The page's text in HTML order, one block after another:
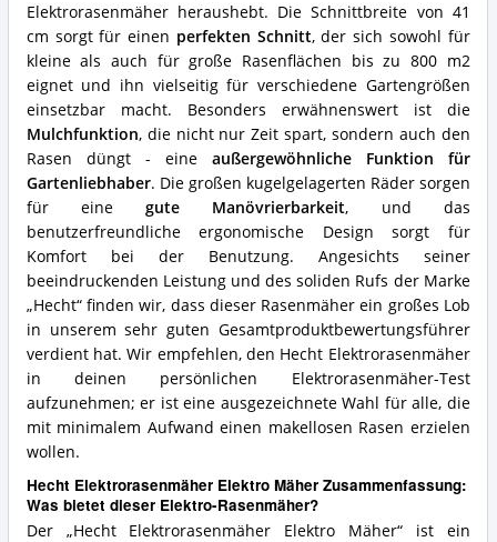
Elektrorasenmäher heraushebt. Die Schnittbreite von 41
cm sorgt für einen perfekten Schnitt, der sich sowohl für
kleine als auch für große Rasenflächen bis zu 800 m2
eignet und ihn vielseitig für verschiedene Gartengrößen
einsetzbar macht. Besonders erwähnenswert ist die
Mulchfunktion, die nicht nur Zeit spart, sondern auch den
Rasen düngt - eine außergewöhnliche Funktion für
Gartenliebhaber. Die großen kugelgelagerten Räder sorgen
für einegute Manövrierbarkeit, und das
benutzerfreundliche ergonomische Design sorgt für
Komfort bei der Benutzung. Angesichts seiner
beeindruckenden Leistung und des soliden Rufs der Marke
„Hecht“ finden wir, dass dieser Rasenmäher ein großes Lob
in unserem sehr guten Gesamtproduktbewertungsführer
verdient hat. Wir empfehlen, den Hecht Elektrorasenmäher
in deinen persönlichen Elektrorasenmäher-Test
aufzunehmen; er ist eine ausgezeichnete Wahl für alle, die
mit minimalem Aufwand einen makellosen Rasen erzielen
wollen.
Hecht Elektrorasenmäher Elektro Mäher Zusammenfassung:
Was bietet dieser Elektro-Rasenmäher?
Der „Hecht Elektrorasenmäher Elektro Mäher“ ist ein